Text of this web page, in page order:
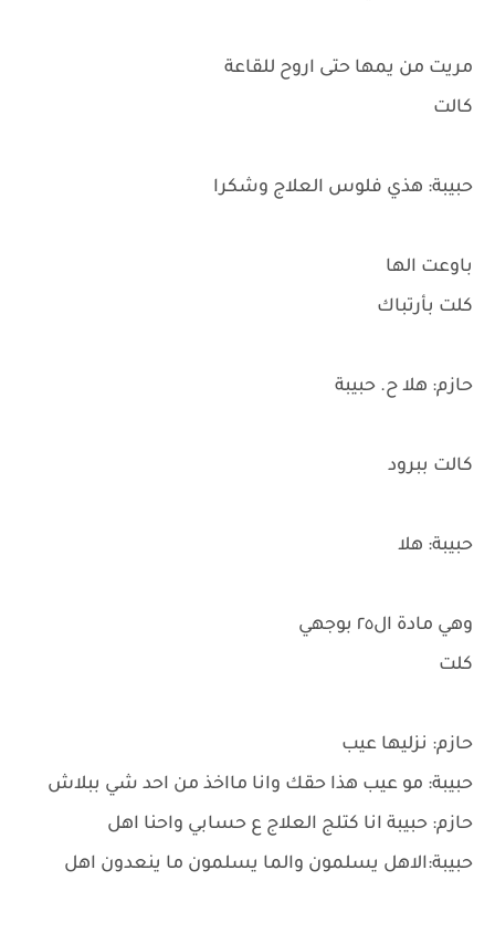
مريت من يمها حتى اروح للقاعة
كالت
حبيبة: هذي فلوس العلاج وشكرا
باوعت الها
كلت بأرتباك
حازم: هلا ح. حبيبة
كالت ببرود
حبيبة: هلا
وهي مادة ال٢٥ بوجهي
كلت
حازم: نزليها عيب
حبيبة: مو عيب هذا حقك وانا مااخذ من احد شي ببلاش
حازم: حبيبة انا كتلج العلاج ع حسابي واحنا اهل
حبيبة:الاهل يسلمون والما يسلمون ما ينعدون اهل